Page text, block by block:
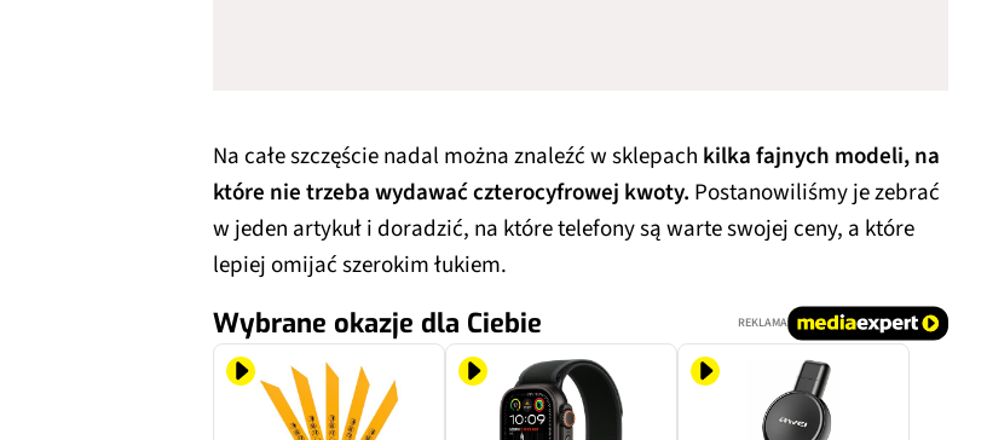
Na całe szczęście nadal można znaleźć w sklepach kilka fajnych modeli, na
które nie trzeba wydawać czterocyfrowej kwoty. Postanowiliśmy je zebrać
w jeden artykuł i doradzić, na które telefony są warte swojej ceny, a które
lepiej omijać szerokim łukiem.
Wybrane okazje dla Ciebie REKLAMA